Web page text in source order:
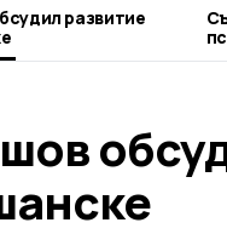
развитие